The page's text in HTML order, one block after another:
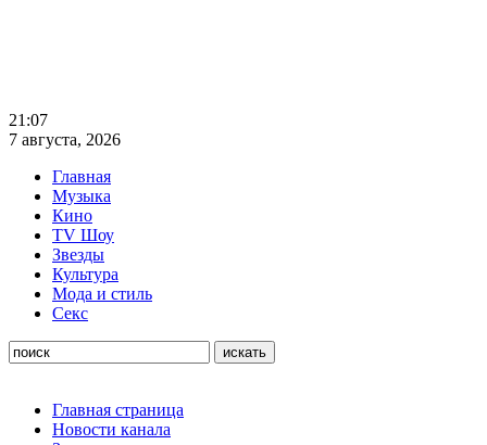
21:07
7 августа, 2026
Главная
Музыка
Кино
TV Шоу
Звезды
Культура
Мода и стиль
Секс
Главная страница
Новости канала